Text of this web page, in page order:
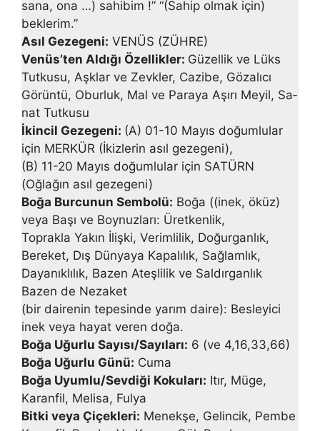
sana, ona …) sahibim !” “(Sahip olmak için)
beklerim.”
Asıl Gezegeni: VENÜS (ZÜHRE)
Venüs’ten Aldığı Özellikler: Güzellik ve Lüks
Tutkusu, Aşklar ve Zevkler, Cazibe, Gözalıcı
Görüntü, Oburluk, Mal ve Paraya Aşırı Meyil, Sa­
nat Tutkusu
İkincil Gezegeni: (A) 01-10 Mayıs doğumlular
için MERKÜR (İkiz­lerin asıl gezegeni),
(B) 11-20 Mayıs doğumlular için SATÜRN
(Oğlağın asıl gezegeni)
Boğa Burcunun Sembolü: Boğa ((inek, öküz)
veya Başı ve Boynuzları: Üretkenlik,
Toprakla Yakın İlişki, Verimlilik, Doğurganlık,
Bereket, Dış Dünyaya Kapalı­lık, Sağlamlık,
Dayanıklılık, Bazen Ateşlilik ve Saldırganlık
Bazen de Nezaket
(bir dairenin tepesinde yarım daire): Besleyici
inek veya hayat veren doğa.
Boğa Uğurlu Sayısı/Sayıları: 6 (ve 4,16,33,66)
Boğa Uğurlu Günü: Cuma
Boğa Uyumlu/Sevdiği Kokuları: Itır, Müge,
Karanfil, Melisa, Fulya
Bitki veya Çiçekleri: Menekşe, Gelincik, Pembe